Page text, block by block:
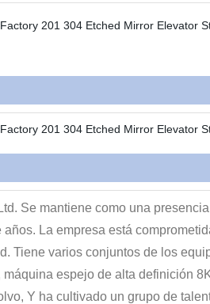
Se mantiene como una
años. La empresa está
Tiene varios conjuntos de los
espejo de alta definición
Y ha cultivado un grupo de